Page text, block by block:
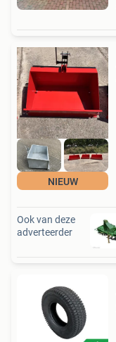
NIEUW
Ook van deze
adverteerder